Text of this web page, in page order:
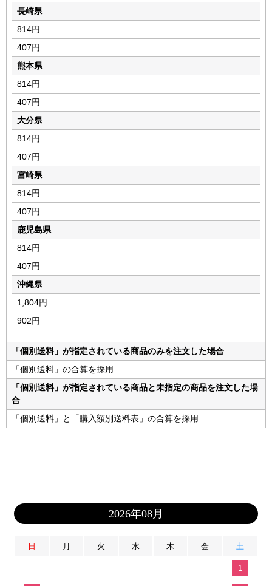
長崎県
814円
407円
熊本県
814円
407円
大分県
814円
407円
宮崎県
814円
407円
鹿児島県
814円
407円
沖縄県
1,804円
902円
「個別送料」が指定されている商品のみを注文した場合
「個別送料」の合算を採用
「個別送料」が指定されている商品と未指定の商品を注文した場
合
「個別送料」と「購入額別送料表」の合算を採用
2026年08月
日 月 火 水 木 金 土
1